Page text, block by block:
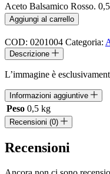
Aceto Balsamico Rosso.
Aggiungi al carrello
COD: 0201004 Categoria:
Descrizione
L’immagine è
Informazioni aggiuntive
Peso 0,5 kg
Recensioni (0)
Recensioni